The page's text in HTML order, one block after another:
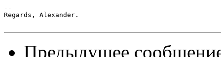
--
Regards, Alexander.
Предыдущее